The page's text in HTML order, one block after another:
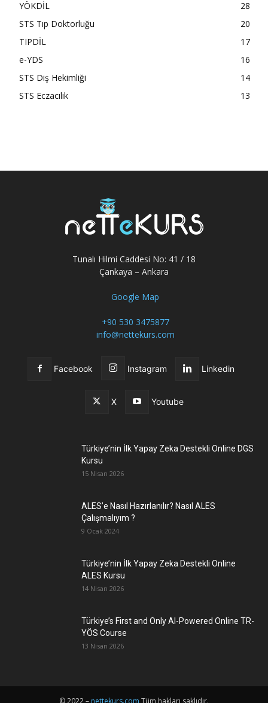
YÖKDİL
28
STS Tıp Doktorluğu
20
TIPDİL
17
e-YDS
16
STS Diş Hekimliği
14
STS Eczacılık
13
Tunalı Hilmi Caddesi No: 41 / 18
Çankaya – Ankara
Google Map
+90 530 3475877
info@nettekurs.com
Facebook Instagram Linkedin
X Youtube
Türkiye’nin İlk Yapay Zeka Destekli Online DGS
Kursu
15 Nisan 2026
ALES’e Nasıl Hazırlanılır? Nasıl ALES
Çalışmalıyım ?
9 Ocak 2024
Türkiye’nin İlk Yapay Zeka Destekli Online
ALES Kursu
14 Nisan 2026
Türkiye’s First and Only AI-Powered Online TR-
YÖS Course
13 Nisan 2026
© 2022 – nettekurs.com Tüm hakları saklıdır.